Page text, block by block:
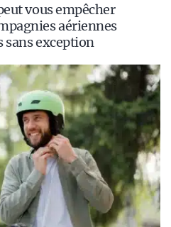
vous empêcher
aériennes
exception